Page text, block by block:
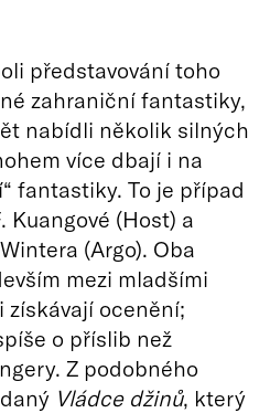
představování toho
zahraniční fantastiky,
nabídli několik silných
více dbají i na
fantastiky. To je případ
Kuangové (Host) a
(Argo). Oba
mezi mladšími
získávají ocenění;
o příslib než
Z podobného
Vládce džinů, který